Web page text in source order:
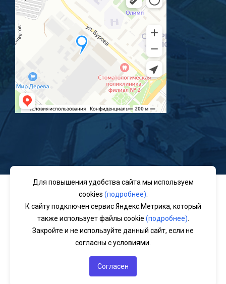
Для повышения удобства сайта мы используем
cookies (подробнее)
К сайту подключен сервис Яндекс.Метрика, который
также использует файлы cookie (подробнее)
Закройте и не используйте данный сайт, если не
согласны с условиями.
Согласен
Заполняя любые формы на данном сайте вы подтверждаете
свое совершеннолетие и соглашаетесь на обработку
персональных данных в соответствии сУсловиями.
Согласие на обработку данных Яндекс.Метрика|Политика
обработки персональных данных
условиями.